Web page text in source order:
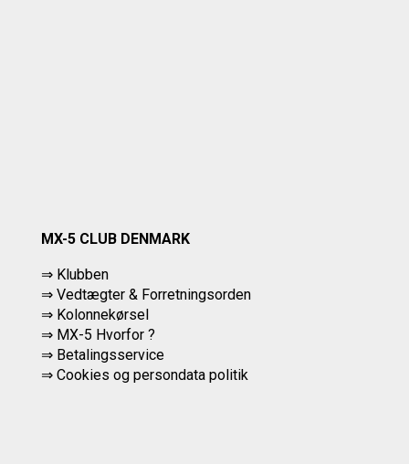
MX-5 CLUB DENMARK
⇒ Klubben
⇒ Vedtægter & Forretningsorden
⇒ Kolonnekørsel
⇒ MX-5 Hvorfor ?
⇒ Betalingsservice
⇒ Cookies og persondata politik